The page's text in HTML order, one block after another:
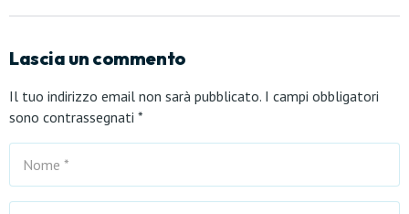
Lascia un commento
Il tuo indirizzo email non sarà pubblicato. I campi obbligatori
sono contrassegnati *